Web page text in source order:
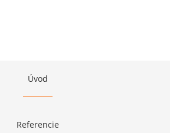
Úvod
Referencie